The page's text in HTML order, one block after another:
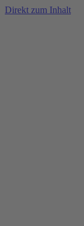
Direkt zum Inhalt